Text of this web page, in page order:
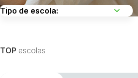
TOP escolas